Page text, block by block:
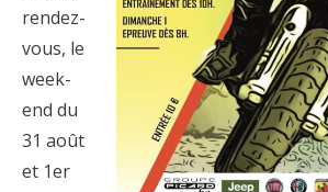
rendez-
vous, le
week-
end du
31 août
et 1er